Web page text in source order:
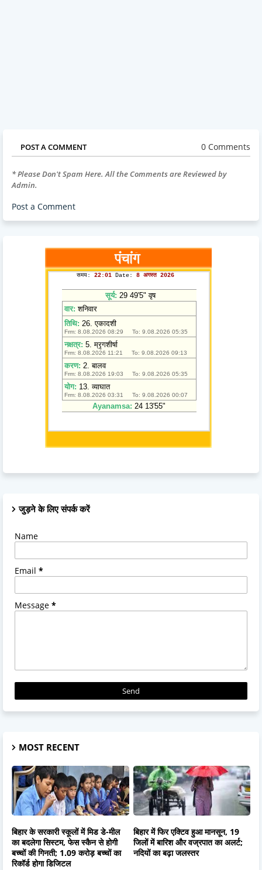
POST A COMMENT 0 Comments
* Please Don't Spam Here. All the Comments are Reviewed by
Admin.
Post a Comment
जुड़ने के लिए संपर्क करें
Name
Email *
Message *
MOST RECENT
बिहार के सरकारी स्कूलों में मिड डे-मील
का बदलेगा सिस्टम, फेस स्कैन से होगी
बच्चों की गिनती; 1.09 करोड़ बच्चों का
रिकॉर्ड होगा डिजिटल
बिहार में फिर एक्टिव हुआ मानसून, 19
जिलों में बारिश और वज्रपात का अलर्ट;
नदियों का बढ़ा जलस्तर